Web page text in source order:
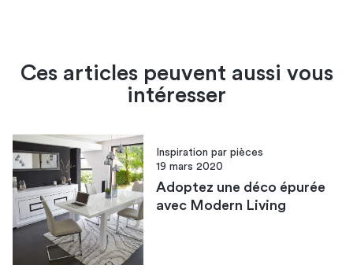
Ces articles peuvent aussi vous
intéresser
Inspiration par pièces
19 mars 2020
Adoptez une déco épurée
avec Modern Living